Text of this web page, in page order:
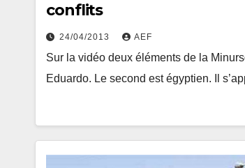
conflits
24/04/2013 AEF
Sur la vidéo deux éléments de la
Eduardo. Le second est égyptien. Il